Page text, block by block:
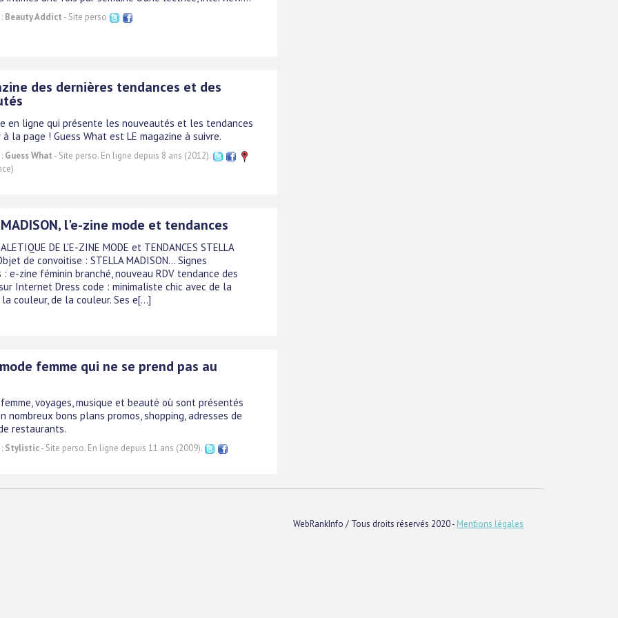
Beauty Addict - Site perso
des dernières tendances et des
en ligne qui présente les nouveautés et les tendances
la page ! Guess What est LE magazine à suivre.
Guess What - Site perso. En ligne depuis 8 ans (2012).
l'e-zine mode et tendances
DE L'E-ZINE MODE et TENDANCES STELLA
de convoitise : STELLA MADISON... Signes
e-zine féminin branché, nouveau RDV tendance des
Internet Dress code : minimaliste chic avec de la
couleur, de la couleur. Ses e[...]
femme qui ne se prend pas au
voyages, musique et beauté où sont présentés
nombreux bons plans promos, shopping, adresses de
restaurants.
Stylistic- Site perso. En ligne depuis 11 ans (2009).
WebRankInfo / Tous droits réservés 2020 - Mentions légales